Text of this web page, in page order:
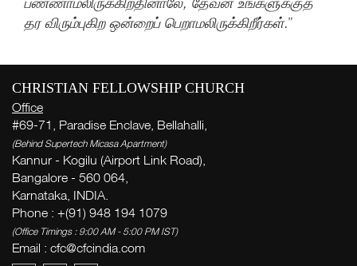
தர விரும்புகிற ஒன்றைப் பெறாமலிருக்கிறீர்கள்.”
CHRISTIAN FELLOWSHIP CHURCH
Office
#69-71, Paradise Enclave, Bellahalli,
(Behind Supertech Micasa Apartment)
Kannur - Kogilu (Airport Link Road),
Bangalore - 560 064,
Karnataka, INDIA.
Phone : +(91) 948 194 1079
(Office Timings : 9:00 AM - 5:00 PM IST)
Email : cfc@cfcindia.com